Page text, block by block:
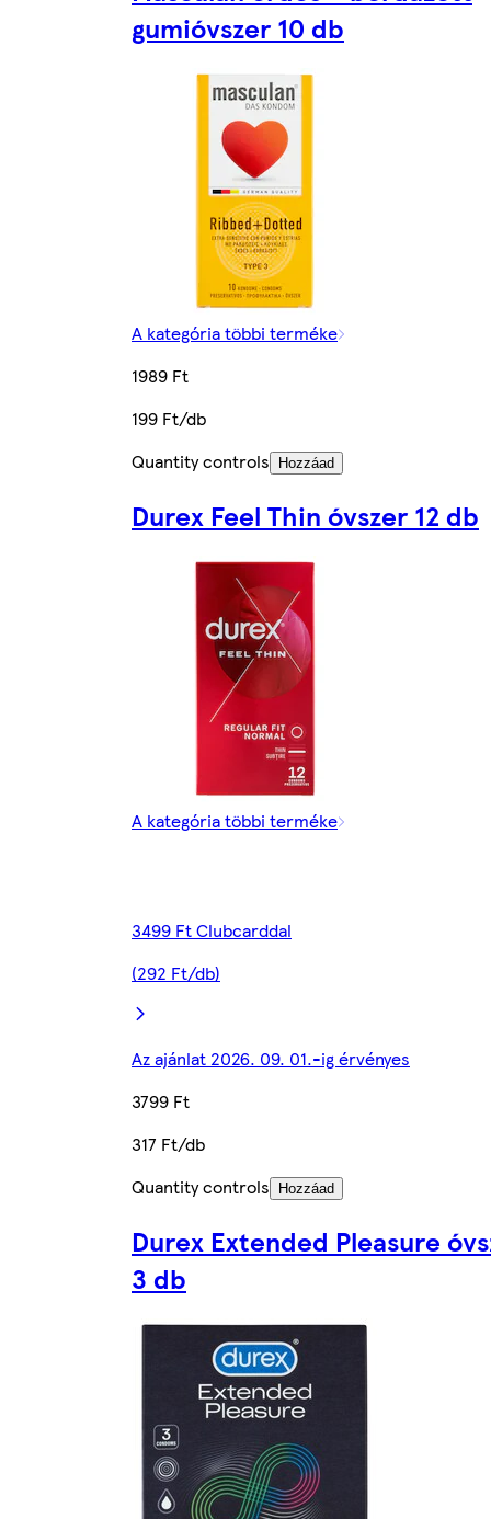
gumióvszer 10 db
A kategória többi terméke
1989 Ft
199 Ft/db
Quantity controls
Hozzáad
Durex Feel Thin óvszer 12 db
A kategória többi terméke
3499 Ft Clubcarddal
(292 Ft/db)
Az ajánlat 2026. 09. 01.-ig érvényes
3799 Ft
317 Ft/db
Quantity controls
Hozzáad
Durex Extended Pleasure
3 db